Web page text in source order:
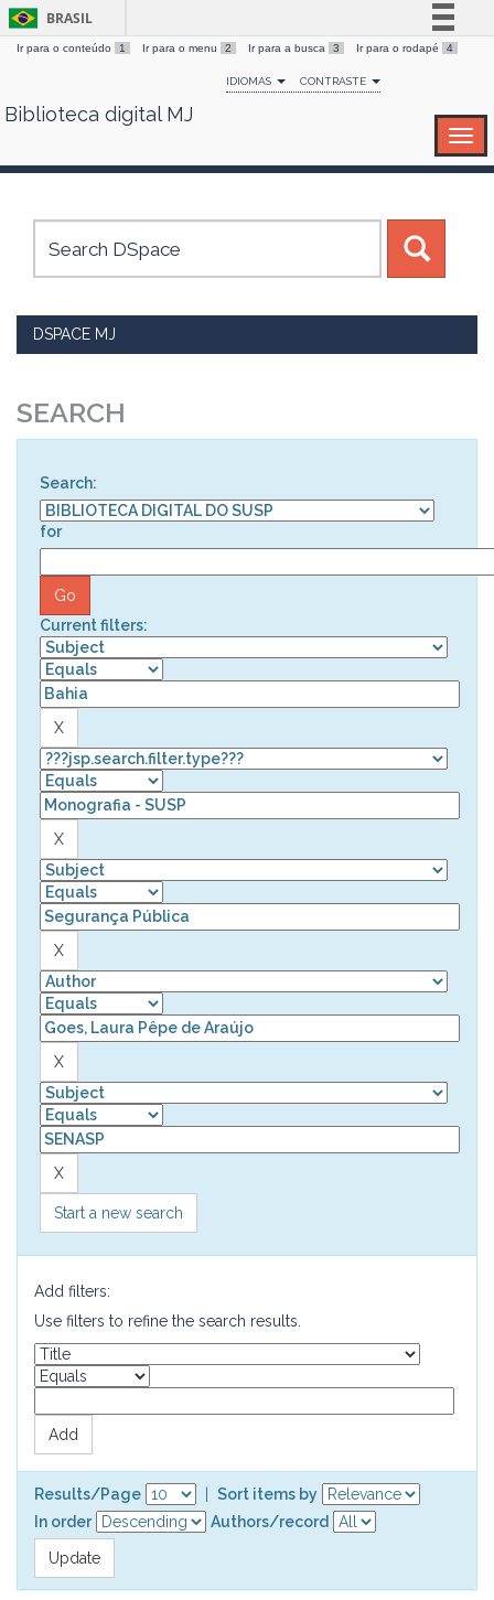
Skip
BRASIL
Simplifique!
Comunica BR
Canais
Ir para o conteúdo 1 Ir para o menu 2 Ir para a busca 3 Ir para o rodapé 4
IDIOMAS CONTRASTE
Biblioteca digital MJ
DSPACE MJ
SEARCH
Search:
for
Current filters:
Start a new search
Add filters:
Use filters to refine the search results.
Results/Page
Sort items by
In order
Authors/record